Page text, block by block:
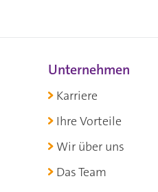
Unternehmen
Karriere
Ihre Vorteile
Wir über uns
Das Team